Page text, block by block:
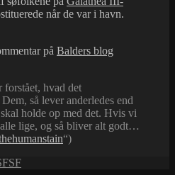
når de var i havn.
på Balders blog
hvad det
så lever anderledes end
holde op med det. Hvis vi
lige, og så bliver alt godt…
“)
Tags
SF